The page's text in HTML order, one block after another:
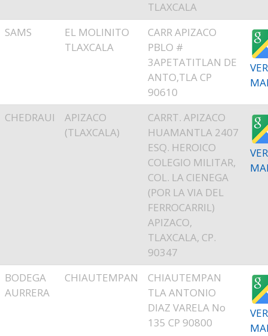
TLAXCALA
SAMS
EL MOLINITO
TLAXCALA
CARR APIZACO
PBLO #
3APETATITLAN DE
ANTO,TLA CP
90610
VER
CHEDRAUI
APIZACO
(TLAXCALA)
CARRT. APIZACO
HUAMANTLA 2407
ESQ. HEROICO
COLEGIO MILITAR,
COL. LA CIENEGA
(POR LA VIA DEL
FERROCARRIL)
APIZACO,
TLAXCALA, CP.
90347
VER
BODEGA
AURRERA
CHIAUTEMPAN
CHIAUTEMPAN
TLA ANTONIO
DIAZ VARELA No
135 CP 90800
VER